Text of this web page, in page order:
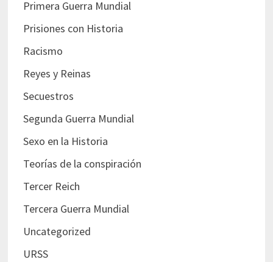
Primera Guerra Mundial
Prisiones con Historia
Racismo
Reyes y Reinas
Secuestros
Segunda Guerra Mundial
Sexo en la Historia
Teorías de la conspiración
Tercer Reich
Tercera Guerra Mundial
Uncategorized
URSS